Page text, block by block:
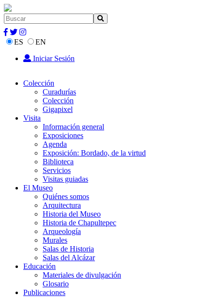
ES
EN
Iniciar Sesión
Colección
Curadurías
Colección
Gigapixel
Visita
Información general
Exposiciones
Agenda
Exposición: Bordado, de la virtud
Biblioteca
Servicios
Visitas guiadas
El Museo
Quiénes somos
Arquitectura
Historia del Museo
Historia de Chapultepec
Arqueología
Murales
Salas de Historia
Salas del Alcázar
Educación
Materiales de divulgación
Glosario
Publicaciones